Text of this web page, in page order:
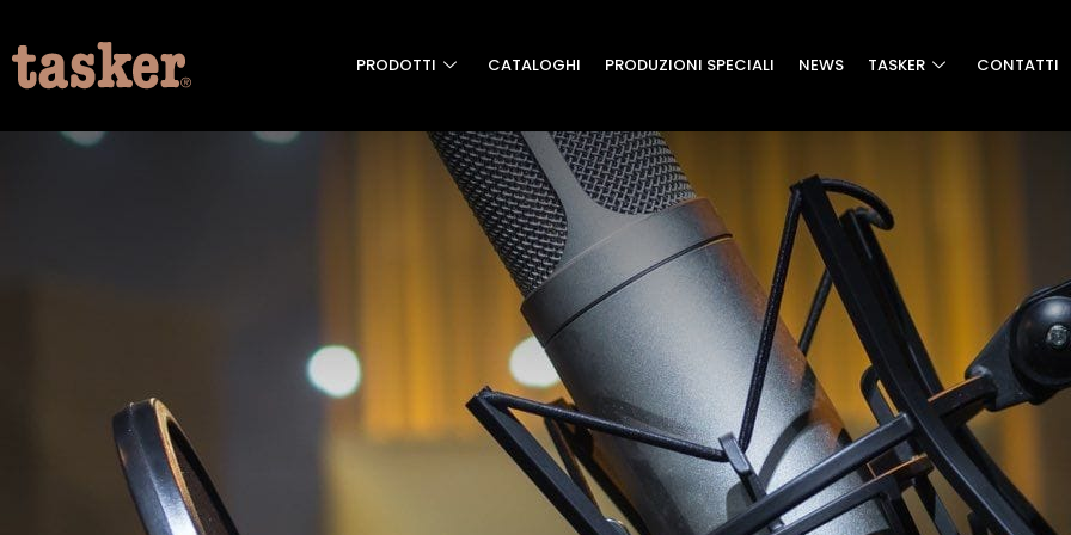
PRODOTTI CATALOGHI PRODUZIONI SPECIALI NEWS TASKER CONTATTI